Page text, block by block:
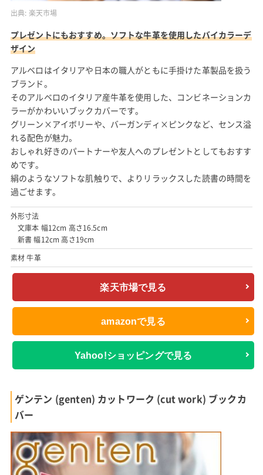
出典: 楽天市場
プレゼントにもおすすめ。ソフトな牛革を使用したバイカラーデ
ザイン
アルベロはイタリアや日本の職人がともに手掛けた革製品を扱う
ブランド。
そのアルベロのイタリア産牛革を使用した、コンビネーションカ
ラーがかわいいブックカバーです。
グリーン×アイボリーや、バーガンディ×ピンクなど、センス溢
れる配色が魅力。
おしゃれ好きのパートナーや友人へのプレゼントとしてもおすす
めです。
絹のようなソフトな肌触りで、よりリラックスした読書の時間を
過ごせます。
外形寸法
文庫本 幅12cm 高さ16.5cm
新書 幅12cm 高さ19cm
素材 牛革
楽天市場で見る
amazonで見る
Yahoo!ショッピングで見る
ゲンテン (genten) カットワーク (cut work) ブックカ
バー